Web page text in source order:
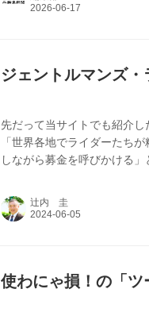
円とさせていただきます。
ジェントルマンズ
先だって当サイトでも紹介
「世界各地でライダーたち
しながら募金を呼びかける」
辻内 圭
使わにゃ損！の「ツ